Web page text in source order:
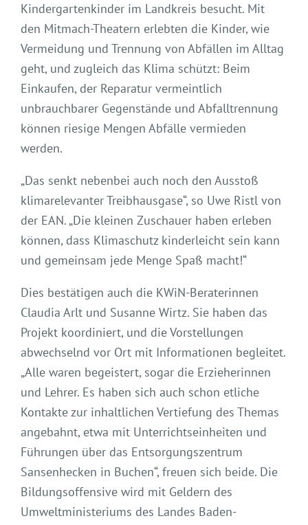
Kindergartenkinder im Landkreis besucht. Mit
den Mitmach-Theatern erlebten die Kinder, wie
Vermeidung und Trennung von Abfällen im Alltag
geht, und zugleich das Klima schützt: Beim
Einkaufen, der Reparatur vermeintlich
unbrauchbarer Gegenstände und Abfalltrennung
können riesige Mengen Abfälle vermieden
werden.
„Das senkt nebenbei auch noch den Ausstoß
klimarelevanter Treibhausgase“, so Uwe Ristl von
der EAN. „Die kleinen Zuschauer haben erleben
können, dass Klimaschutz kinderleicht sein kann
und gemeinsam jede Menge Spaß macht!“
Dies bestätigen auch die KWiN-Beraterinnen
Claudia Arlt und Susanne Wirtz. Sie haben das
Projekt koordiniert, und die Vorstellungen
abwechselnd vor Ort mit Informationen begleitet.
„Alle waren begeistert, sogar die Erzieherinnen
und Lehrer. Es haben sich auch schon etliche
Kontakte zur inhaltlichen Vertiefung des Themas
angebahnt, etwa mit Unterrichtseinheiten und
Führungen über das Entsorgungszentrum
Sansenhecken in Buchen“, freuen sich beide. Die
Bildungsoffensive wird mit Geldern des
Umweltministeriums des Landes Baden-